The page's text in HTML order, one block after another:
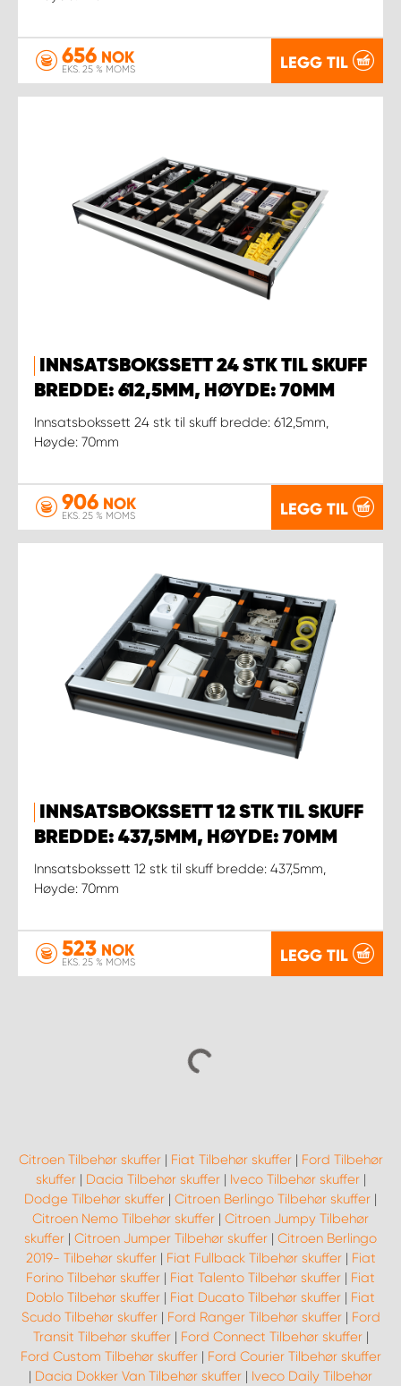
656 NOK
EKS. 25 % MOMS LEGG TIL
INNSATSBOKSSETT 24 STK TIL SKUFF
BREDDE: 612,5MM, HØYDE: 70MM
Innsatsbokssett 24 stk til skuff bredde: 612,5mm,
Høyde: 70mm
906 NOK
EKS. 25 % MOMS LEGG TIL
INNSATSBOKSSETT 12 STK TIL SKUFF
BREDDE: 437,5MM, HØYDE: 70MM
Innsatsbokssett 12 stk til skuff bredde: 437,5mm,
Høyde: 70mm
523 NOK
EKS. 25 % MOMS LEGG TIL
Citroen Tilbehør skuffer| Fiat Tilbehør skuffer| Ford Tilbehør
skuffer| Dacia Tilbehør skuffer| Iveco Tilbehør skuffer|
Dodge Tilbehør skuffer | Citroen Berlingo Tilbehør skuffer |
Citroen Nemo Tilbehør skuffer | Citroen Jumpy Tilbehør
skuffer | Citroen Jumper Tilbehør skuffer | Citroen Berlingo
2019- Tilbehør skuffer| Fiat Fullback Tilbehør skuffer| Fiat
Forino Tilbehør skuffer | Fiat Talento Tilbehør skuffer | Fiat
Doblo Tilbehør skuffer | Fiat Ducato Tilbehør skuffer | Fiat
Scudo Tilbehør skuffer| Ford Ranger Tilbehør skuffer| Ford
Transit Tilbehør skuffer| Ford Connect Tilbehør skuffer|
Ford Custom Tilbehør skuffer| Ford Courier Tilbehør skuffer
| Dacia Dokker Van Tilbehør skuffer | Iveco Daily Tilbehør